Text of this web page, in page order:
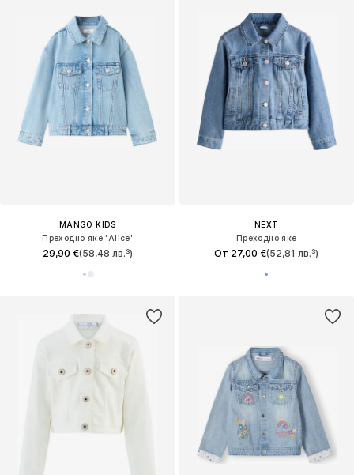
MANGO KIDS
Преходно яке 'Alice'
29,90 €(58,48 лв.³)
NEXT
Преходно яке
От 27,00 €(52,81 лв.³)